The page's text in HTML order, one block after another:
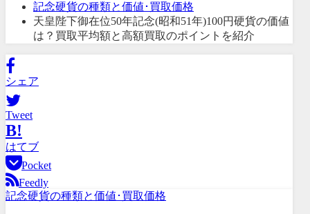
記念硬貨の種類と価値･買取価格
天皇陛下御在位50年記念(昭和51年)100円硬貨の価値
は？買取平均額と高額買取のポイントを紹介
シェア
Tweet
B!
はてブ
Pocket
Feedly
記念硬貨の種類と価値･買取価格